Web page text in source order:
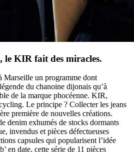
le KIR fait des miracles.
Marseille un programme dont
du chanoine dijonais qu’à
de la marque phocéenne. KIR,
Le principe ? Collecter les jeans
première de nouvelles créations.
denim exhumés de stocks dormants
invendus et pièces défectueuses
capsules qui popularisent l’idée
en date, cette série de 11 pièces